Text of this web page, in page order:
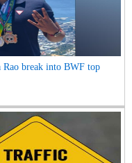
Rao break into BWF top